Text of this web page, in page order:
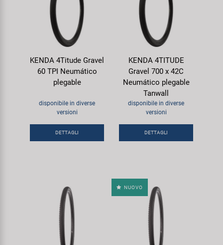
KENDA 4Titude Gravel
60 TPI Neumático
plegable
disponibile in diverse
versioni
DETTAGLI
KENDA 4TITUDE
Gravel 700 x 42C
Neumático plegable
Tanwall
disponibile in diverse
versioni
DETTAGLI
NUOVO